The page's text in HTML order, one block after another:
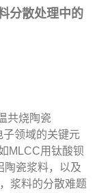
分散处理中的
共烧陶瓷
子领域的关键元
MLCC用钛酸钡
陶瓷浆料，以及
浆料的分散难题